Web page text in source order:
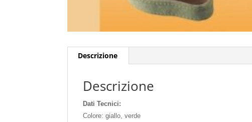
Descrizione
Descrizione
Dati Tecnici:
Colore: giallo, verde